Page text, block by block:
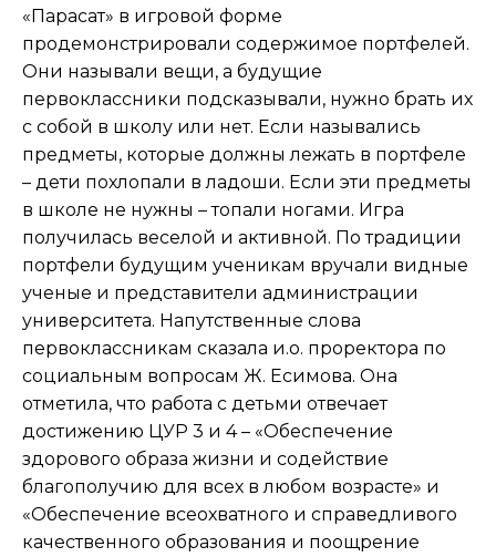
«Парасат» в игровой форме
продемонстрировали содержимое портфелей.
Они называли вещи, а будущие
первоклассники подсказывали, нужно брать их
с собой в школу или нет. Если назывались
предметы, которые должны лежать в портфеле
– дети похлопали в ладоши. Если эти предметы
в школе не нужны – топали ногами. Игра
получилась веселой и активной. По традиции
портфели будущим ученикам вручали видные
ученые и представители администрации
университета. Напутственные слова
первоклассникам сказала и.о. проректора по
социальным вопросам Ж. Есимова. Она
отметила, что работа с детьми отвечает
достижению ЦУР 3 и 4 – «Обеспечение
здорового образа жизни и содействие
благополучию для всех в любом возрасте» и
«Обеспечение всеохватного и справедливого
качественного образования и поощрение